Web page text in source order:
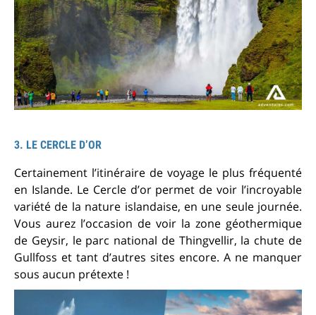
3. LE CERCLE D’OR
Certainement l’itinéraire de voyage le plus fréquenté
en Islande. Le Cercle d’or permet de voir l’incroyable
variété de la nature islandaise, en une seule journée.
Vous aurez l’occasion de voir la zone géothermique
de Geysir, le parc national de Thingvellir, la chute de
Gullfoss et tant d’autres sites encore. A ne manquer
sous aucun prétexte !